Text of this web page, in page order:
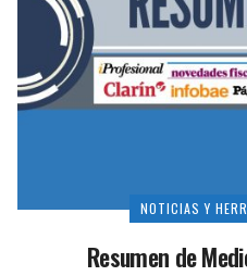
NOTICIAS Y
Resumen de